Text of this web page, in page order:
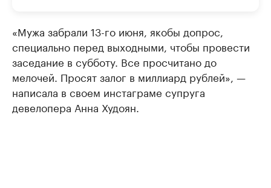
«Мужа забрали 13-го июня, якобы допрос,
специально перед выходными, чтобы провести
заседание в субботу. Все просчитано до
мелочей. Просят залог в миллиард рублей», —
написала в своем инстаграме супруга
девелопера Анна Худоян.